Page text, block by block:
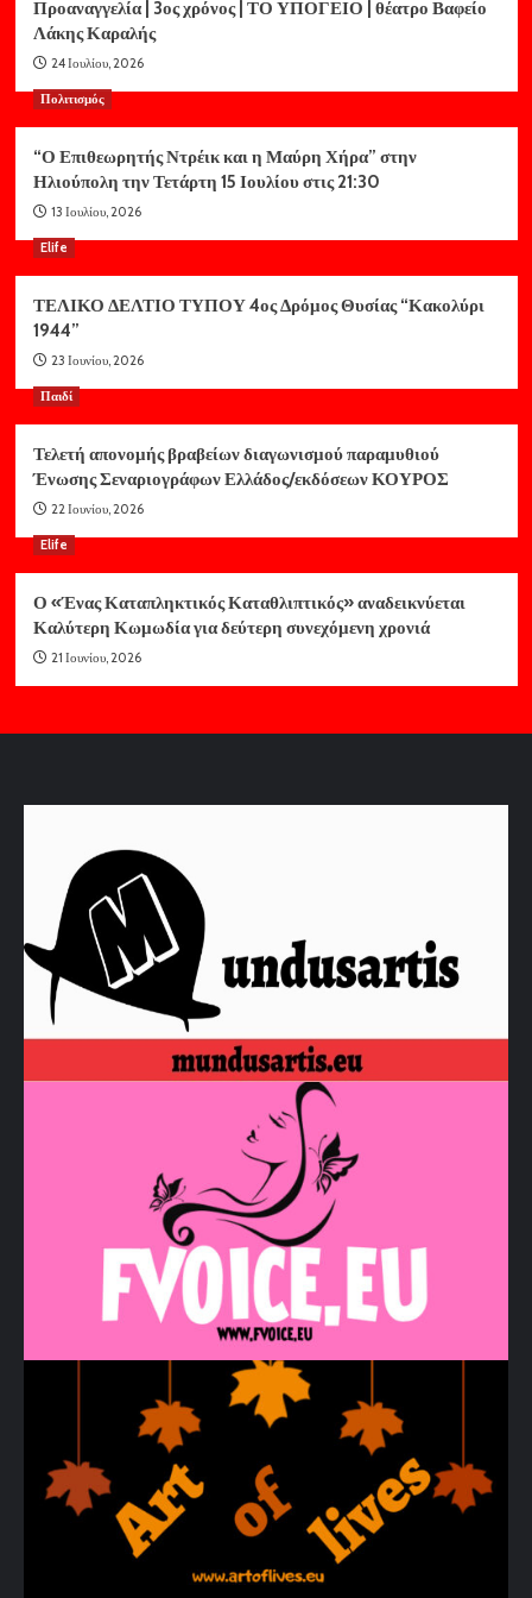
Προαναγγελία | 3ος χρόνος | ΤΟ ΥΠΟΓΕΙΟ | θέατρο Βαφείο
Λάκης Καραλής
24 Ιουλίου, 2026
Πολιτισμός
“Ο Επιθεωρητής Ντρέικ και η Μαύρη Χήρα” στην
Ηλιούπολη την Τετάρτη 15 Ιουλίου στις 21:30
13 Ιουλίου, 2026
Elife
ΤΕΛΙΚΟ ΔΕΛΤΙΟ ΤΥΠΟΥ 4ος Δρόμος Θυσίας “Κακολύρι
1944”
23 Ιουνίου, 2026
Παιδί
Τελετή απονομής βραβείων διαγωνισμού παραμυθιού
Ένωσης Σεναριογράφων Ελλάδος/εκδόσεων ΚΟΥΡΟΣ
22 Ιουνίου, 2026
Elife
Ο «Ένας Καταπληκτικός Καταθλιπτικός» αναδεικνύεται
Καλύτερη Κωμωδία για δεύτερη συνεχόμενη χρονιά
21 Ιουνίου, 2026